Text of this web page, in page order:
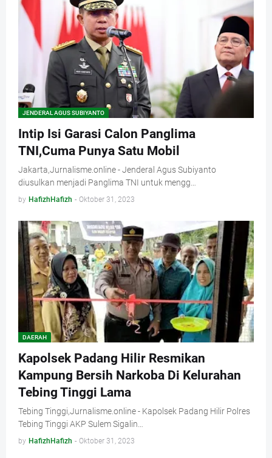
JENDERAL AGUS SUBIYANTO
Intip Isi Garasi Calon Panglima
TNI,Cuma Punya Satu Mobil
Jakarta,Jurnalisme.online - Jenderal Agus Subiyanto
diusulkan menjadi Panglima TNI untuk mengg…
by HafizhHafizh - Oktober 31, 2023
DAERAH
Kapolsek Padang Hilir Resmikan
Kampung Bersih Narkoba Di Kelurahan
Tebing Tinggi Lama
Tebing Tinggi,Jurnalisme.online - Kapolsek Padang Hilir Polres
Tebing Tinggi AKP Sulem Sigalin…
by HafizhHafizh - Oktober 31, 2023